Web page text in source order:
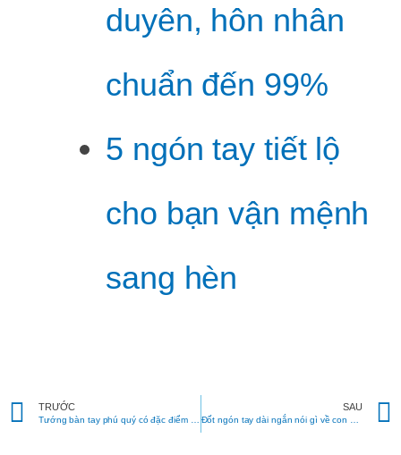
duyên, hôn nhân
chuẩn đến 99%
5 ngón tay tiết lộ
cho bạn vận mệnh
sang hèn
Prev
TRƯỚC
Tướng bàn tay phú quý có đặc điểm gì khác thường?
SAU
Đốt ngón tay dài ngắn nói gì về con người bạn?